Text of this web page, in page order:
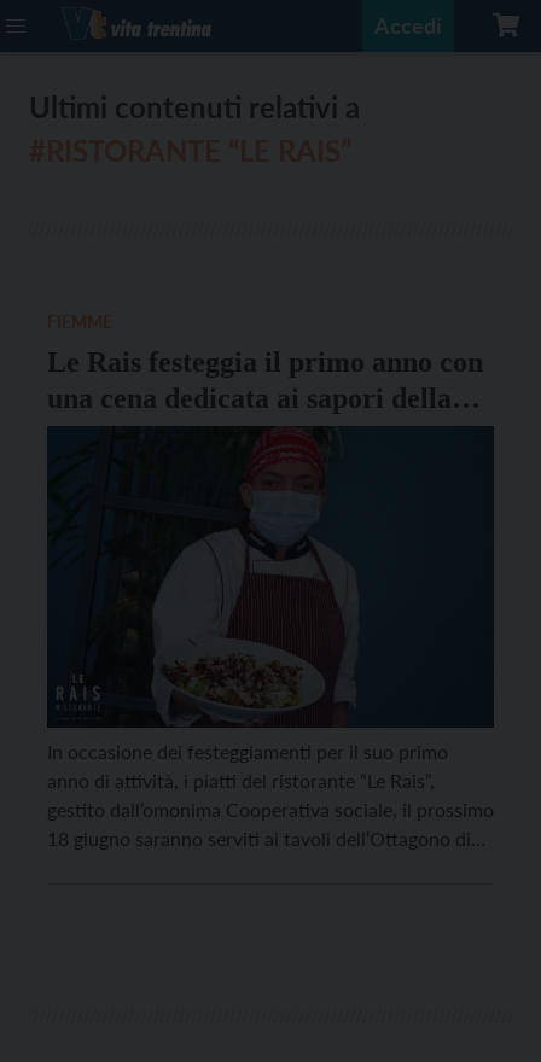
Accedi
Ultimi contenuti relativi a
Le Rais festeggia il primo anno con
una cena dedicata ai sapori della
diversità
In occasione dei festeggiamenti per il suo primo
anno di attività, i piatti del ristorante “Le Rais”,
gestito dall’omonima Cooperativa sociale, il prossimo
18 giugno saranno serviti ai tavoli dell’Ottagono di